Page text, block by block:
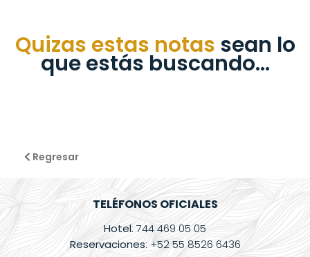
Quizas estas notas sean lo
que estás buscando...
Regresar
TELÉFONOS OFICIALES
Hotel: 744 469 05 05
Reservaciones: +52 55 8526 6436